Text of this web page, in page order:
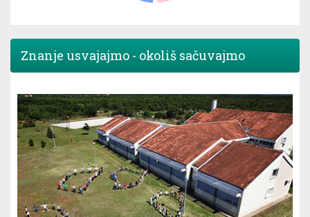
Znanje usvajajmo - okoliš sačuvajmo